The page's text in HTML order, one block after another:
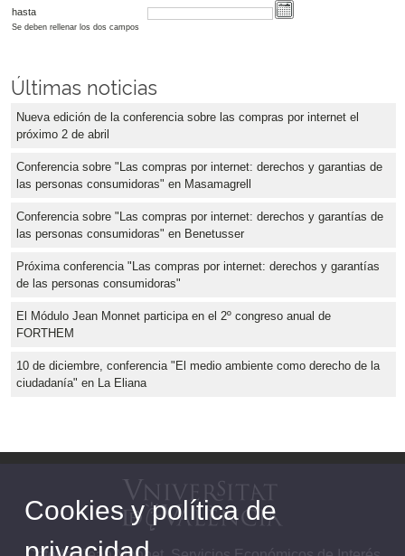
hasta
Se deben rellenar los dos campos
Últimas noticias
Nueva edición de la conferencia sobre las compras por internet el
próximo 2 de abril
Conferencia sobre "Las compras por internet: derechos y garantias de
las personas consumidoras" en Masamagrell
Conferencia sobre "Las compras por internet: derechos y garantías de
las personas consumidoras" en Benetusser
Próxima conferencia "Las compras por internet: derechos y garantías
de las personas consumidoras"
El Módulo Jean Monnet participa en el 2º congreso anual de
FORTHEM
10 de diciembre, conferencia "El medio ambiente como derecho de la
ciudadanía" en La Eliana
Cookies y política de